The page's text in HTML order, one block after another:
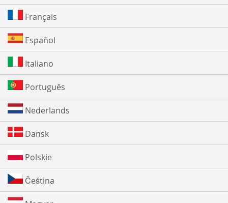
Français
Español
Italiano
Português
Nederlands
Dansk
Polskie
Čeština